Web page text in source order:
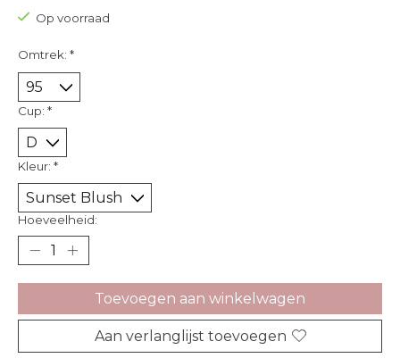
Op voorraad
Omtrek: *
Cup: *
Kleur: *
Hoeveelheid:
Toevoegen aan winkelwagen
Aan verlanglijst toevoegen